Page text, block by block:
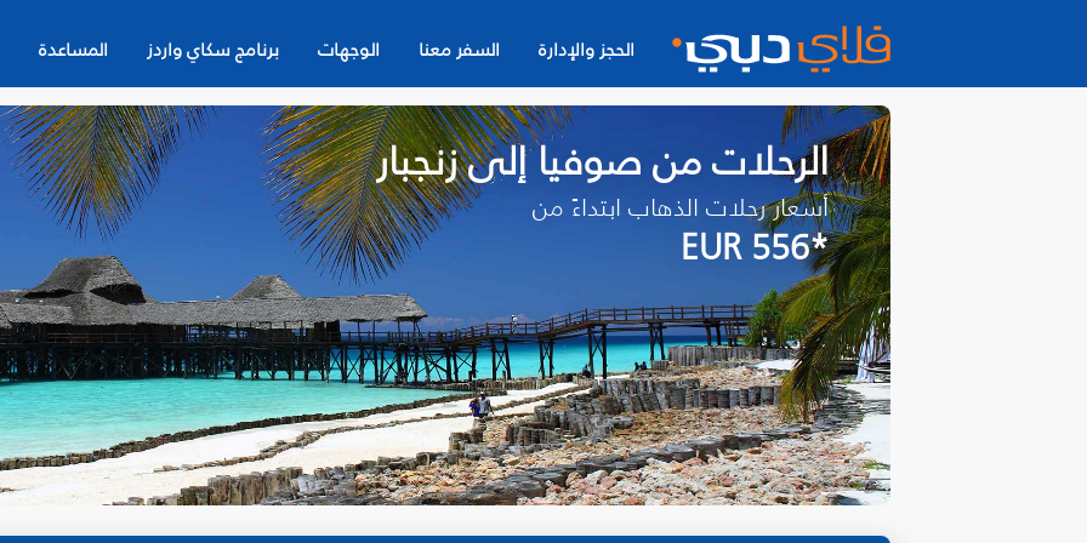
الحجز والإدارة السفر معنا الوجهات برنامج سكاي واردز المساعدة
الرحلات من صوفيا إلى زنجبار
أسعار رحلات الذهاب ابتداءً من
*EUR 556